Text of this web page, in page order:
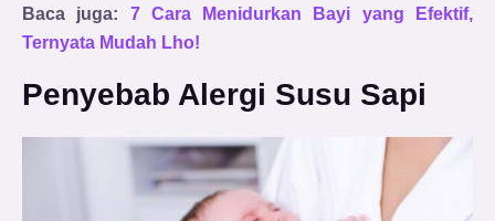
Baca juga: 7 Cara Menidurkan Bayi yang Efektif,
Ternyata Mudah Lho!
Penyebab Alergi Susu Sapi